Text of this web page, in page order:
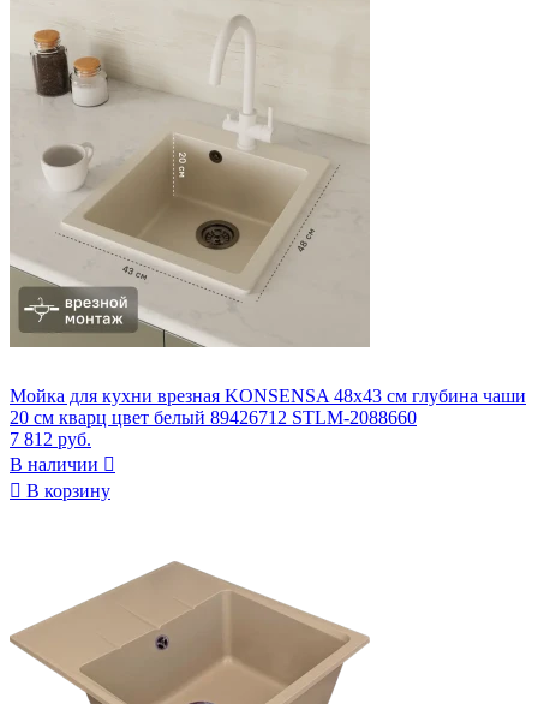
Мойка для кухни врезная KONSENSA 48x43 см глубина чаши
20 см кварц цвет белый 89426712 STLM-2088660
7 812 руб.
В наличии 
 В корзину